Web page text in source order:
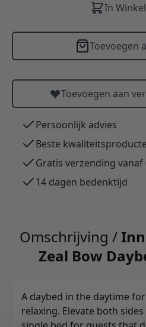
In
Toevoegen
Toevoegen aan
Persoonlijk advies
Beste
Gratis verzending vanaf
14 dagen bedenktijd
Omschrijving /
Zeal Bow
A daybed in the daytime
relaxing. Elevate both